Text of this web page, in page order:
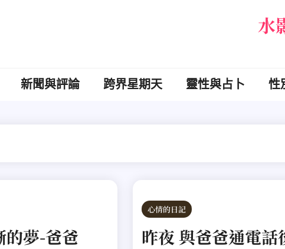
水
新聞與評論 跨界星期天 靈性與占卜 性
的夢-爸爸
心情的日記
昨夜 與爸爸通電